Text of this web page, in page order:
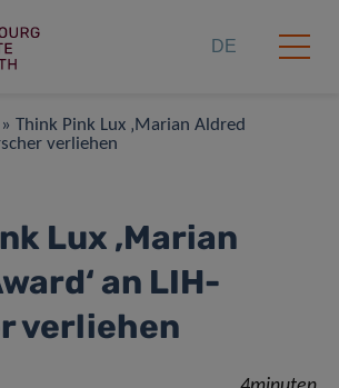
DE
» Think Pink Lux ‚Marian Aldred
verliehen
Lux ‚Marian
an LIH-
verliehen